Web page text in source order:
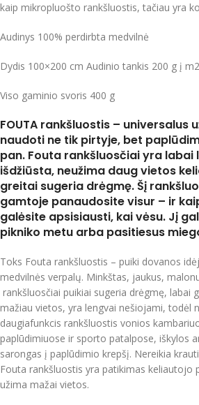
kaip mikropluošto rankšluostis, tačiau yra
Audinys 100% perdirbta medvilnė
Dydis 100×200 cm Audinio tankis 200 g į m2
Viso gaminio svoris 400 g
FOUTA rankšluostis – universalus
naudoti ne tik pirtyje, bet
pan. Fouta rankšluosčiai yra labai
išdžiūsta, neužima daug vietos
greitai sugeria drėgmę. Šį
gamtoje panaudosite visur – ir
galėsite apsisiausti, kai vėsu. Jį
pikniko metu arba pasitiesus
Toks Fouta rankšluostis – puiki dovanos
medvilnės verpalų. Minkštas, jaukus,
rankšluosčiai puikiai sugeria drėgmę, labai
mažiau vietos, yra lengvai nešiojami, todėl
daugiafunkcis rankšluostis vonios
paplūdimiuose ir sporto patalpose, iškylos
sarongas į paplūdimio krepšį. Nereikia
Fouta rankšluostis yra patikimas keliautojo
užima mažai vietos.